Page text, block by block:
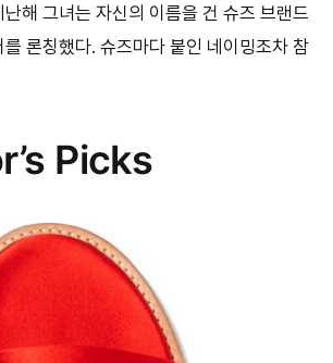
해 그녀는 자신의 이름을 건 슈즈 브랜드
론칭했다. 슈즈마다 붙인 네이밍조차 참
Picks